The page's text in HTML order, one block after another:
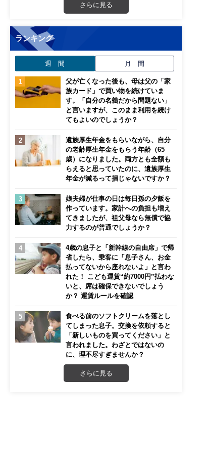
さらに見る
ランキング
週 間 月 間
父が亡くなった後も、母は父の「家
族カード」で買い物を続けていま
す。「自分の名義だから問題ない」
と言いますが、このまま利用を続け
てもよいのでしょうか？
遺族厚生年金をもらいながら、自分
の老齢厚生年金をもらう年齢（65
歳）になりました。両方とも全額も
らえると思っていたのに、遺族厚生
年金が減るって損じゃないですか？
娘夫婦が仕事の日は毎日孫の夕飯を
作っています。家計への負担も増え
てきましたが、祖父母なら無償で協
力するのが普通でしょうか？
4歳の息子と「新幹線の自由席」で帰
省したら、乗客に「息子さん、お金
払ってないから座れないよ」と言わ
れた！ こども運賃“約7000円”払わな
いと、席は確保できないでしょう
か？ 運賃ルールを確認
食べる前のソフトクリームを落とし
てしまった息子。交換を依頼すると
「新しいものを買ってください」と
言われました。わざとではないの
に、理不尽すぎませんか？
さらに見る